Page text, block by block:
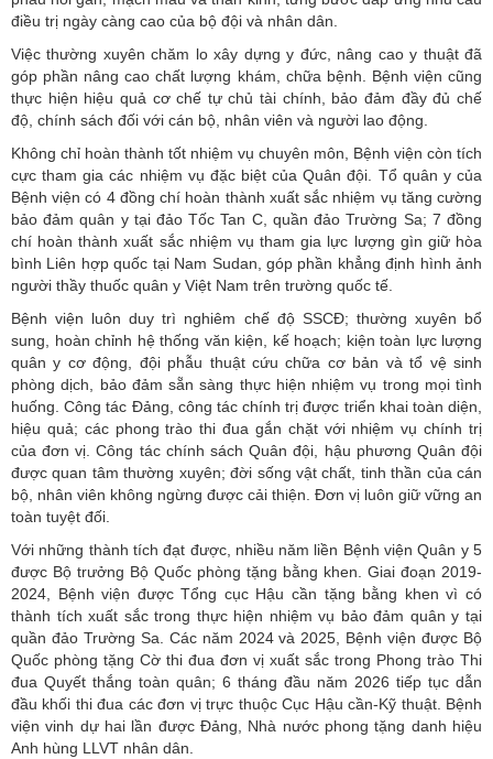
điều trị ngày càng cao của bộ đội và nhân dân.
Việc thường xuyên chăm lo xây dựng y đức, nâng cao y thuật đã
góp phần nâng cao chất lượng khám, chữa bệnh. Bệnh viện cũng
thực hiện hiệu quả cơ chế tự chủ tài chính, bảo đảm đầy đủ chế
độ, chính sách đối với cán bộ, nhân viên và người lao động.
Không chỉ hoàn thành tốt nhiệm vụ chuyên môn, Bệnh viện còn tích
cực tham gia các nhiệm vụ đặc biệt của Quân đội. Tổ quân y của
Bệnh viện có 4 đồng chí hoàn thành xuất sắc nhiệm vụ tăng cường
bảo đảm quân y tại đảo Tốc Tan C, quần đảo Trường Sa; 7 đồng
chí hoàn thành xuất sắc nhiệm vụ tham gia lực lượng gìn giữ hòa
bình Liên hợp quốc tại Nam Sudan, góp phần khẳng định hình ảnh
người thầy thuốc quân y Việt Nam trên trường quốc tế.
Bệnh viện luôn duy trì nghiêm chế độ SSCĐ; thường xuyên bổ
sung, hoàn chỉnh hệ thống văn kiện, kế hoạch; kiện toàn lực lượng
quân y cơ động, đội phẫu thuật cứu chữa cơ bản và tổ vệ sinh
phòng dịch, bảo đảm sẵn sàng thực hiện nhiệm vụ trong mọi tình
huống. Công tác Đảng, công tác chính trị được triển khai toàn diện,
hiệu quả; các phong trào thi đua gắn chặt với nhiệm vụ chính trị
của đơn vị. Công tác chính sách Quân đội, hậu phương Quân đội
được quan tâm thường xuyên; đời sống vật chất, tinh thần của cán
bộ, nhân viên không ngừng được cải thiện. Đơn vị luôn giữ vững an
toàn tuyệt đối.
Với những thành tích đạt được, nhiều năm liền Bệnh viện Quân y 5
được Bộ trưởng Bộ Quốc phòng tặng bằng khen. Giai đoạn 2019-
2024, Bệnh viện được Tổng cục Hậu cần tặng bằng khen vì có
thành tích xuất sắc trong thực hiện nhiệm vụ bảo đảm quân y tại
quần đảo Trường Sa. Các năm 2024 và 2025, Bệnh viện được Bộ
Quốc phòng tặng Cờ thi đua đơn vị xuất sắc trong Phong trào Thi
đua Quyết thắng toàn quân; 6 tháng đầu năm 2026 tiếp tục dẫn
đầu khối thi đua các đơn vị trực thuộc Cục Hậu cần-Kỹ thuật. Bệnh
viện vinh dự hai lần được Đảng, Nhà nước phong tặng danh hiệu
Anh hùng LLVT nhân dân.